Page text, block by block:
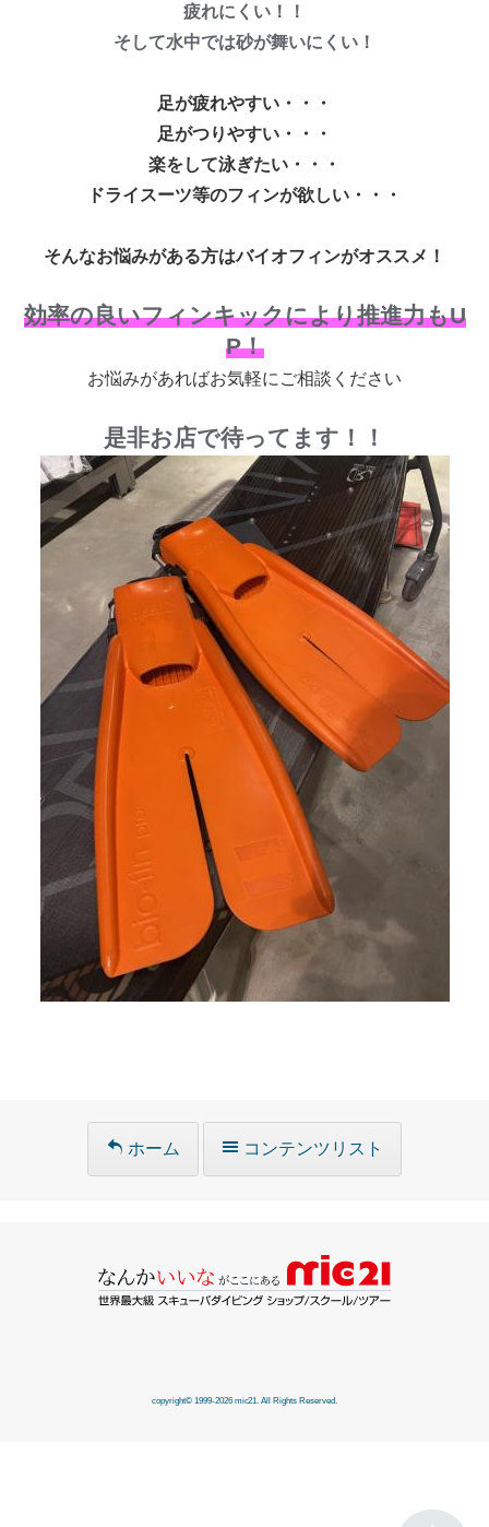
疲れにくい！！
そして水中では砂が舞いにくい！
足が疲れやすい・・・
足がつりやすい・・・
楽をして泳ぎたい・・・
ドライスーツ等のフィンが欲しい・・・
そんなお悩みがある方はバイオフィンがオススメ！
効率の良いフィンキックにより推進力もU
P！
お悩みがあればお気軽にご相談ください
是非お店で待ってます！！
ホーム コンテンツリスト
copyright© 1999-2026 mic21. All Rights Reserved.